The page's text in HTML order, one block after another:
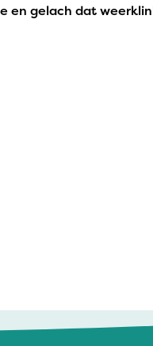
en gelach dat